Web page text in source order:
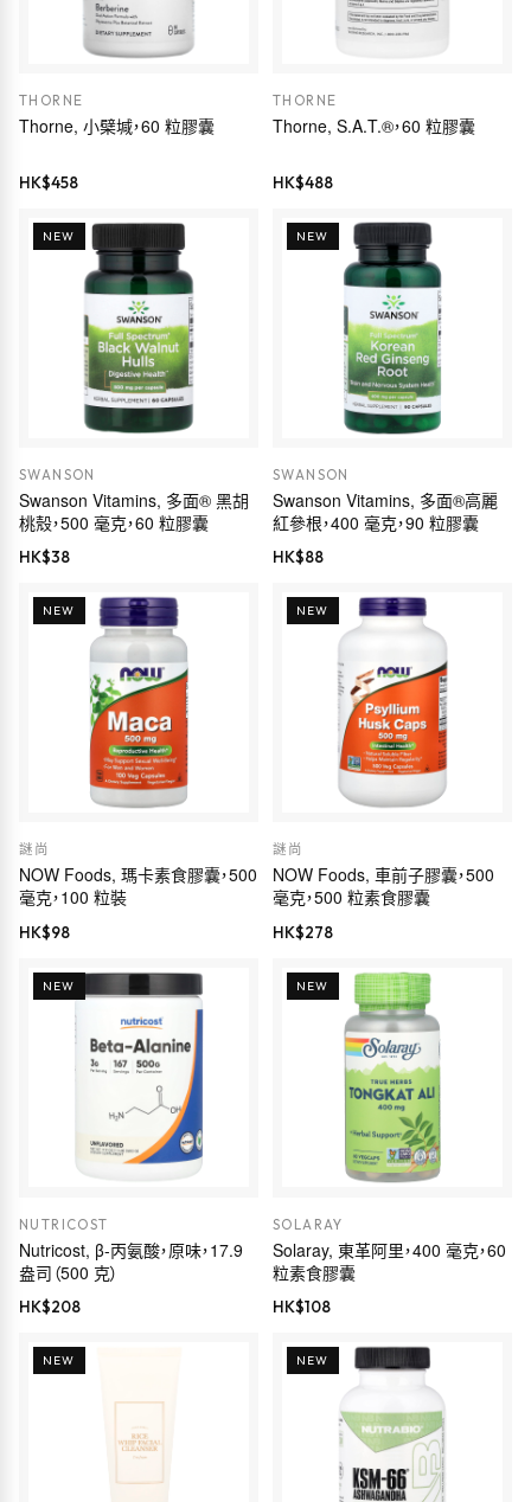
THORNE
Thorne, 小檗堿，60 粒膠囊
HK$458
THORNE
Thorne, S.A.T.®，60 粒膠囊
HK$488
NEW
SWANSON
Swanson Vitamins, 多面® 黑胡
桃殼，500 毫克，60 粒膠囊
HK$38
NEW
SWANSON
Swanson Vitamins, 多面®高麗
紅參根，400 毫克，90 粒膠囊
HK$88
NEW
謎尚
NOW Foods, 瑪卡素食膠囊，500
毫克，100 粒裝
HK$98
NEW
謎尚
NOW Foods, 車前子膠囊，500
毫克，500 粒素食膠囊
HK$278
NEW
NUTRICOST
Nutricost, β-丙氨酸，原味，17.9
盎司（500 克）
HK$208
NEW
SOLARAY
Solaray, 東革阿里，400 毫克，60
粒素食膠囊
HK$108
NEW NEW